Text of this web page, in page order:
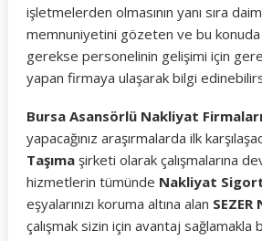
işletmelerden olmasının yanı sıra
memnuniyetini gözeten ve bu konuda
gerekse personelinin gelişimi için
yapan firmaya ulaşarak bilgi
Bursa Asansörlü Nakliyat Firmaları
yapacağınız araşırmalarda ilk
Taşımaşirketi olarak çalışmalarına
hizmetlerin tümünde Nakliyat
eşyalarınızı koruma altına alan
çalışmak sizin için avantaj sağlamakla